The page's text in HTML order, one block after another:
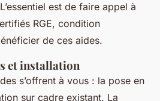
est de faire appel à
RGE, condition
de ces aides.
et installation
s’offrent à vous : la pose en
sur cadre existant. La